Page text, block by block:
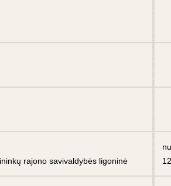
rajono savivaldybės ligoninė